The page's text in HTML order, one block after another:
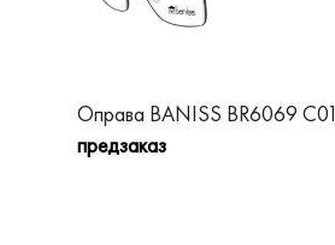
Оправа BANISS BR6069 C01
предзаказ